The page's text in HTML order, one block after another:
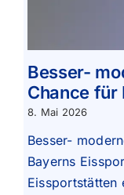
Besser-
Chance für
8. Mai 2026
Besser-
Bayerns
Eissportstätten